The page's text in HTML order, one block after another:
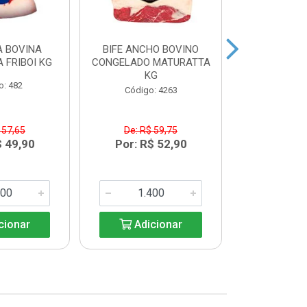
BOVINA
FRIBOI KG
482
57,65
49,90
BIFE ANCHO BOVINO
CONGELADO MATURATTA
KG
Código: 4263
De: R$ 59,75
Por: R$ 52,90
Adicionar